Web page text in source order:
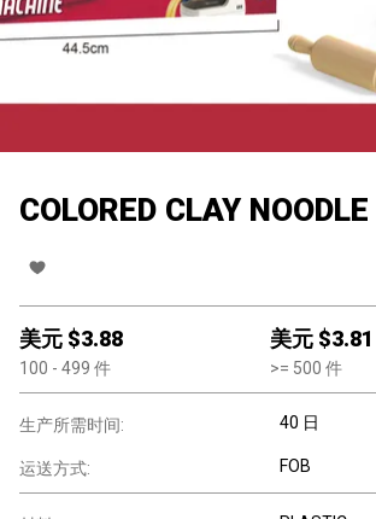
COLORED CLAY
美元 $3.88
100 - 499 件
美元 $3.81
>= 500 件
生产所需时间: 40 日
运送方式: FOB